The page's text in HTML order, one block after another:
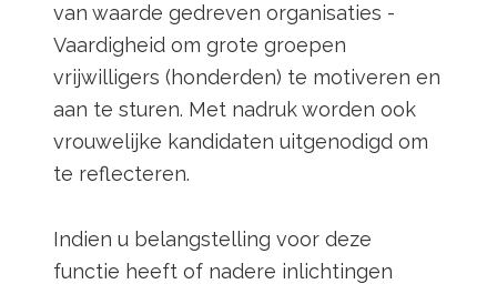
van waarde gedreven organisaties -
Vaardigheid om grote groepen
vrijwilligers (honderden) te motiveren en
aan te sturen. Met nadruk worden ook
vrouwelijke kandidaten uitgenodigd om
te reflecteren.
Indien u belangstelling voor deze
functie heeft of nadere inlichtingen